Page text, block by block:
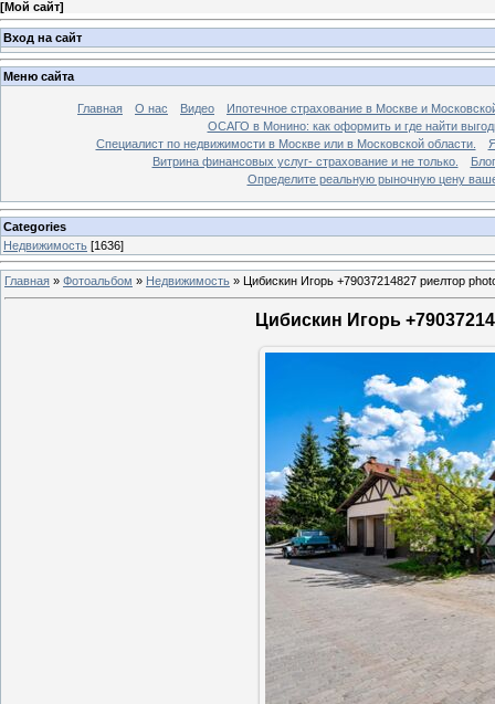
[Мой сайт]
Вход на сайт
Меню сайта
Главная О нас Видео
Ипотечное страхование в Москве и
ОСАГО в Монино: как оформить и где найти
Специалист по недвижимости в Москве или в Московской области.
Витрина финансовых услуг- страхование и не только.
Блог
Определите реальную рыночную цену
Categories
Недвижимость [1636]
Главная » Фотоальбом » Недвижимость » Цибискин Игорь +79037214827 риелтор
Цибискин Игорь